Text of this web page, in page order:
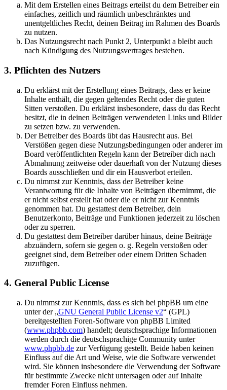
Mit dem Erstellen eines Beitrags erteilst du dem Betreiber ein
einfaches, zeitlich und räumlich unbeschränktes und
unentgeltliches Recht, deinen Beitrag im Rahmen des Boards
zu nutzen.
Das Nutzungsrecht nach Punkt 2, Unterpunkt a bleibt auch
nach Kündigung des Nutzungsvertrages bestehen.
3. Pflichten des Nutzers
Du erklärst mit der Erstellung eines Beitrags, dass er keine
Inhalte enthält, die gegen geltendes Recht oder die guten
Sitten verstoßen. Du erklärst insbesondere, dass du das Recht
besitzt, die in deinen Beiträgen verwendeten Links und Bilder
zu setzen bzw. zu verwenden.
Der Betreiber des Boards übt das Hausrecht aus. Bei
Verstößen gegen diese Nutzungsbedingungen oder anderer im
Board veröffentlichten Regeln kann der Betreiber dich nach
Abmahnung zeitweise oder dauerhaft von der Nutzung dieses
Boards ausschließen und dir ein Hausverbot erteilen.
Du nimmst zur Kenntnis, dass der Betreiber keine
Verantwortung für die Inhalte von Beiträgen übernimmt, die
er nicht selbst erstellt hat oder die er nicht zur Kenntnis
genommen hat. Du gestattest dem Betreiber, dein
Benutzerkonto, Beiträge und Funktionen jederzeit zu löschen
oder zu sperren.
Du gestattest dem Betreiber darüber hinaus, deine Beiträge
abzuändern, sofern sie gegen o. g. Regeln verstoßen oder
geeignet sind, dem Betreiber oder einem Dritten Schaden
zuzufügen.
4. General Public License
Du nimmst zur Kenntnis, dass es sich bei phpBB um eine
unter der „GNU General Public License v2“ (GPL)
bereitgestellten Foren-Software von phpBB Limited
(www.phpbb.com) handelt; deutschsprachige Informationen
werden durch die deutschsprachige Community unter
www.phpbb.de zur Verfügung gestellt. Beide haben keinen
Einfluss auf die Art und Weise, wie die Software verwendet
wird. Sie können insbesondere die Verwendung der Software
für bestimmte Zwecke nicht untersagen oder auf Inhalte
fremder Foren Einfluss nehmen.